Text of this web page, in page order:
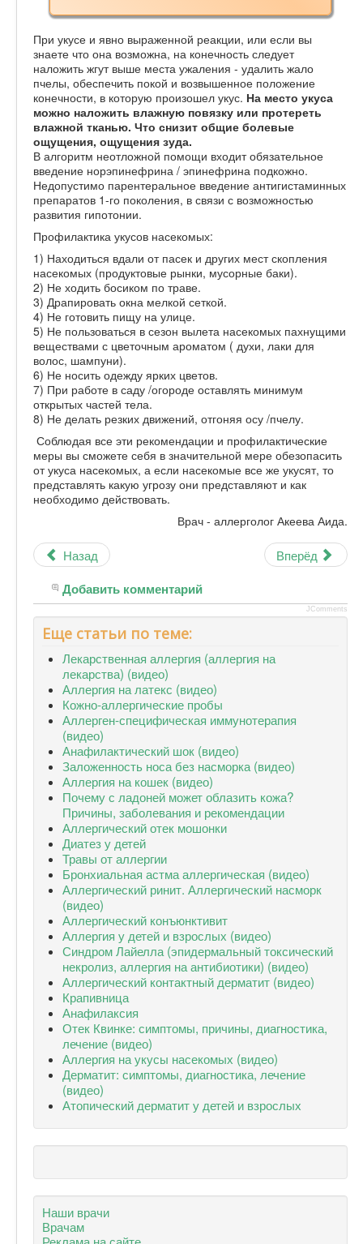
При укусе и явно выраженной реакции, или если вы
знаете что она возможна, на конечность следует
наложить жгут выше места ужаления - удалить жало
пчелы, обеспечить покой и возвышенное положение
конечности, в которую произошел укус. На место укуса
можно наложить влажную повязку или протереть
влажной тканью. Что снизит общие болевые
ощущения, ощущения зуда.
В алгоритм неотложной помощи входит обязательное
введение норэпинефрина / эпинефрина подкожно.
Недопустимо парентеральное введение антигистаминных
препаратов 1-го поколения, в связи с возможностью
развития гипотонии.
Профилактика укусов насекомых:
1) Находиться вдали от пасек и других мест скопления
насекомых (продуктовые рынки, мусорные баки).
2) Не ходить босиком по траве.
3) Драпировать окна мелкой сеткой.
4) Не готовить пищу на улице.
5) Не пользоваться в сезон вылета насекомых пахнущими
веществами с цветочным ароматом ( духи, лаки для
волос, шампуни).
6) Не носить одежду ярких цветов.
7) При работе в саду /огороде оставлять минимум
открытых частей тела.
8) Не делать резких движений, отгоняя осу /пчелу.
Соблюдая все эти рекомендации и профилактические
меры вы сможете себя в значительной мере обезопасить
от укуса насекомых, а если насекомые все же укусят, то
представлять какую угрозу они представляют и как
необходимо действовать.
Врач - аллерголог Акеева Аида.
Назад
Вперёд
Добавить комментарий
JComments
Еще статьи по теме:
Лекарственная аллергия (аллергия на
лекарства) (видео)
Аллергия на латекс (видео)
Кожно-аллергические пробы
Аллерген-специфическая иммунотерапия
(видео)
Анафилактический шок (видео)
Заложенность носа без насморка (видео)
Аллергия на кошек (видео)
Почему с ладоней может облазить кожа?
Причины, заболевания и рекомендации
Аллергический отек мошонки
Диатез у детей
Травы от аллергии
Бронхиальная астма аллергическая (видео)
Аллергический ринит. Аллергический насморк
(видео)
Аллергический конъюнктивит
Аллергия у детей и взрослых (видео)
Синдром Лайелла (эпидермальный токсический
некролиз, аллергия на антибиотики) (видео)
Аллергический контактный дерматит (видео)
Крапивница
Анафилаксия
Отек Квинке: симптомы, причины, диагностика,
лечение (видео)
Аллергия на укусы насекомых (видео)
Дерматит: симптомы, диагностика, лечение
(видео)
Атопический дерматит у детей и взрослых
Наши врачи
Врачам
Реклама на сайте